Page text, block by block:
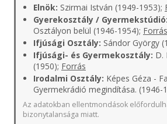
Elnök: Szirmai István (1949-1953);
Gyerekosztály / Gyermekstúdió:
Osztályon belül (1946-1954); Forrás
Ifjúsági Osztály: Sándor György
Ifjúsági- és Gyermekosztály: D.
(1950); Forrás
Irodalmi Osztály: Képes Géza -
Gyermekrádió megindítása. (1946-
Az adatokban ellentmondások
bizonytalansága miatt.